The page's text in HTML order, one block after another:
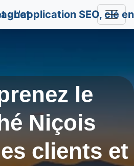
le
Niçois
clients et